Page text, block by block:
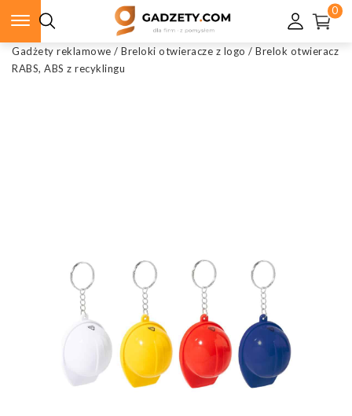
0
Gadżety reklamowe / Breloki otwieracze z logo / Brelok otwieracz
RABS, ABS z recyklingu